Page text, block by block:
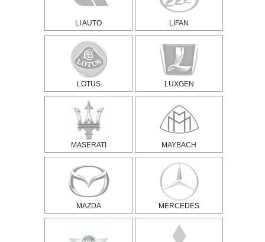
LI AUTO LIFAN
LOTUS LUXGEN
MASERATI MAYBACH
MAZDA MERCEDES